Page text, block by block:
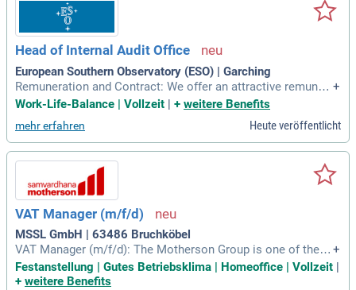
Head of Internal Audit Office
European Southern Observatory (ESO) | Garching
Remuneration and Contract: We offer an attractive remuner
ation package including a competitive salary (free of incom
ve pension scheme and medical, educational and other soci
al benefits, as well
+
Work-Life-Balance | Vollzeit | + weitere Benefits
mehr erfahren Heute veröffentlicht
VAT Manager (m/f/d)
MSSL GmbH | 63486 Bruchköbel
VAT Manager (m/f/d): The Motherson Group is one of the 1
5 largest and sustainable full system solutions providers to
the global automotive industry, serving multiple further indu
+
Festanstellung | Gutes Betriebsklima | Homeoffice | Vollzeit |
+ weitere Benefits